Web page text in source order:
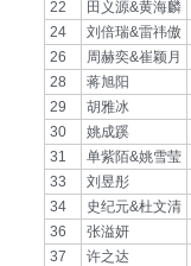
22
田义源&黄海麟
24
刘倍瑞&雷祎傲
26
周赫奕&崔颖月
28
蒋旭阳
29
胡雅冰
30
姚成蹊
31
单紫陌&姚雪莹
33
刘昱彤
34
史纪元&杜文清
36
张溢妍
37
许之达